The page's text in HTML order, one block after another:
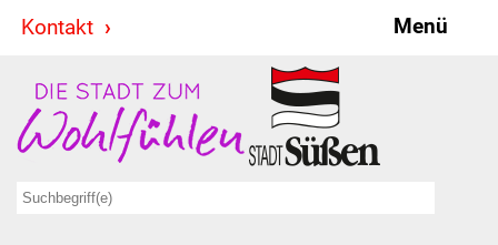
Kontakt Menü
Stadt & Politik
Bürgermeister